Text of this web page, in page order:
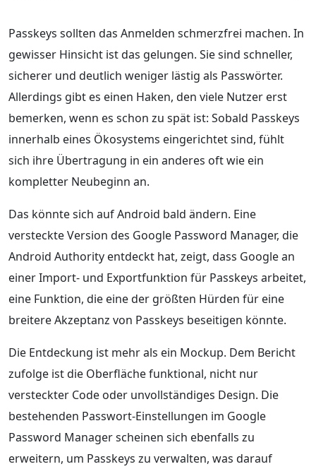
Passkeys sollten das Anmelden schmerzfrei machen. In
gewisser Hinsicht ist das gelungen. Sie sind schneller,
sicherer und deutlich weniger lästig als Passwörter.
Allerdings gibt es einen Haken, den viele Nutzer erst
bemerken, wenn es schon zu spät ist: Sobald Passkeys
innerhalb eines Ökosystems eingerichtet sind, fühlt
sich ihre Übertragung in ein anderes oft wie ein
kompletter Neubeginn an.
Das könnte sich auf Android bald ändern. Eine
versteckte Version des Google Password Manager, die
Android Authority entdeckt hat, zeigt, dass Google an
einer Import- und Exportfunktion für Passkeys arbeitet,
eine Funktion, die eine der größten Hürden für eine
breitere Akzeptanz von Passkeys beseitigen könnte.
Die Entdeckung ist mehr als ein Mockup. Dem Bericht
zufolge ist die Oberfläche funktional, nicht nur
versteckter Code oder unvollständiges Design. Die
bestehenden Passwort-Einstellungen im Google
Password Manager scheinen sich ebenfalls zu
erweitern, um Passkeys zu verwalten, was darauf